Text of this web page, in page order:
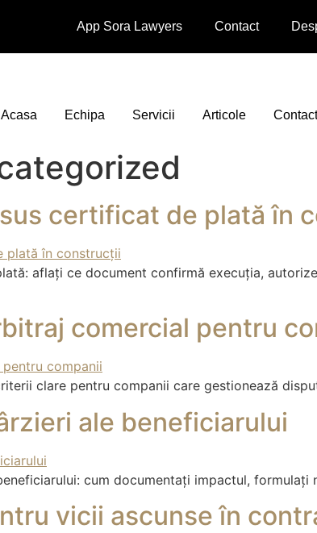
App Sora Lawyers Contact
Acasa Echipa Servicii Articole
certificat de plată în
aflați ce document confirmă execuția,
comercial pentru
clare pentru companii care gestionează
ale beneficiarului
cum documentați impactul,
vicii ascunse în